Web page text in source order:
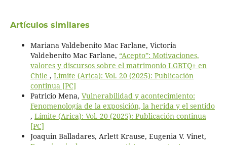
Artículos similares
Mariana Valdebenito Mac Farlane, Victoria
Valdebenito Mac Farlane, “Acepto”: Motivaciones,
valores y discursos sobre el matrimonio LGBTQ+ en
Chile , Límite (Arica): Vol. 20 (2025): Publicación
continua [PC]
Patricio Mena, Vulnerabilidad y acontecimiento:
Fenomenología de la exposición, la herida y el sentido
, Límite (Arica): Vol. 20 (2025): Publicación continua
[PC]
Joaquin Balladares, Arlett Krause, Eugenia V. Vinet,